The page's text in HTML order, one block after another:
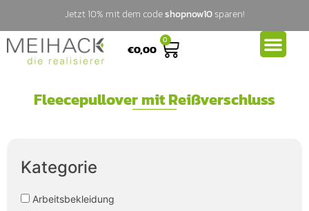
Jetzt 10% mit dem codeshopnow10sparen!
€0,00
0
Fleecepullover mit Reißverschluss
Kategorie
Arbeitsbekleidung